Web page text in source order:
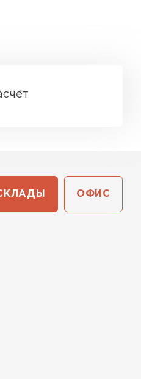
ОФИС